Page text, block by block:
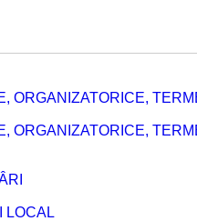
ORGANIZATORICE,
ORGANIZATORICE,
LOCAL